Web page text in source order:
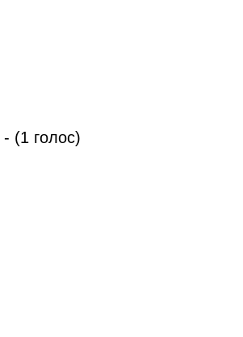
- (1 голос)